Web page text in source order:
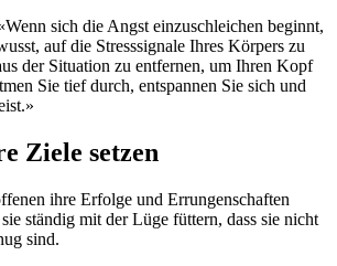
sich die Angst einzuschleichen beginnt,
auf die Stresssignale Ihres Körpers zu
der Situation zu entfernen, um Ihren Kopf
Sie tief durch, entspannen Sie sich und
Ziele setzen
ihre Erfolge und Errungenschaften
ständig mit der Lüge füttern, dass sie nicht
sind.